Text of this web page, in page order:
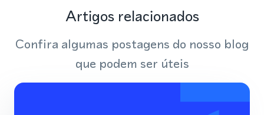
Artigos relacionados
Confira algumas postagens do nosso blog
que podem ser úteis